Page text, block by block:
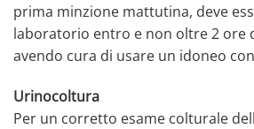
prima minzione mattutina, deve
laboratorio entro e non oltre 2 ore
avendo cura di usare un idoneo
Urinocoltura
Per un corretto esame colturale